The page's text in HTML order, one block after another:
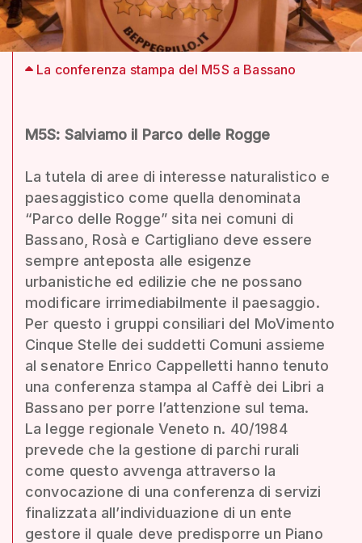
La conferenza stampa del M5S a Bassano
M5S: Salviamo il Parco delle Rogge
La tutela di aree di interesse naturalistico e
paesaggistico come quella denominata
“Parco delle Rogge” sita nei comuni di
Bassano, Rosà e Cartigliano deve essere
sempre anteposta alle esigenze
urbanistiche ed edilizie che ne possano
modificare irrimediabilmente il paesaggio.
Per questo i gruppi consiliari del MoVimento
Cinque Stelle dei suddetti Comuni assieme
al senatore Enrico Cappelletti hanno tenuto
una conferenza stampa al Caffè dei Libri a
Bassano per porre l’attenzione sul tema.
La legge regionale Veneto n. 40/1984
prevede che la gestione di parchi rurali
come questo avvenga attraverso la
convocazione di una conferenza di servizi
finalizzata all’individuazione di un ente
gestore il quale deve predisporre un Piano